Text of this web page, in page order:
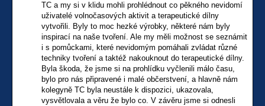
TC a my si v klidu mohli prohlédnout co pěkného nevidomí
uživatelé volnočasových aktivit a terapeutické dílny
vytvořili. Byly to moc hezké výrobky, některé nám byly
inspirací na naše tvoření. Ale my měli možnost se seznámit
i s pomůckami, které nevidomým pomáhali zvládat různé
techniky tvoření a taktéž nakouknout do terapeutické dílny.
Byla škoda, že jsme si na prohlídku vyčlenili málo času,
bylo pro nás připravené i malé občerstvení, a hlavně nám
kolegyně TC byla neustále k dispozici, ukazovala,
vysvětlovala a věru že bylo co. V závěru jsme si odnesli